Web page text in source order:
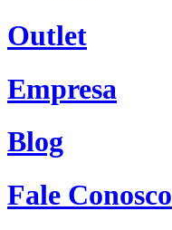
Outlet
Empresa
Blog
Fale Conosco